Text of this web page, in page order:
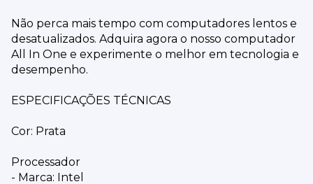
Não perca mais tempo com computadores lentos e
desatualizados. Adquira agora o nosso computador
All In One e experimente o melhor em tecnologia e
desempenho.
ESPECIFICAÇÕES TÉCNICAS
Cor: Prata
Processador
- Marca: Intel